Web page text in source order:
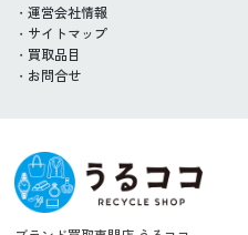
運営会社情報
サイトマップ
買取品目
お問合せ